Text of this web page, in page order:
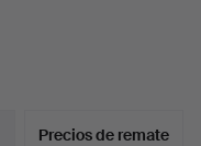
Precios de remate